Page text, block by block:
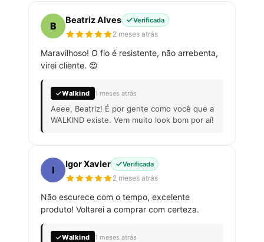
B
Beatriz Alves Verificada
2 meses atrás
Maravilhoso! O fio é resistente, não arrebenta,
virei cliente. 😍
Walkind 1 meses atrás
Aeee, Beatriz! É por gente como você que a
WALKIND existe. Vem muito look bom por aí!
I
Igor Xavier Verificada
2 meses atrás
Não escurece com o tempo, excelente
produto! Voltarei a comprar com certeza.
Walkind 1 meses atrás